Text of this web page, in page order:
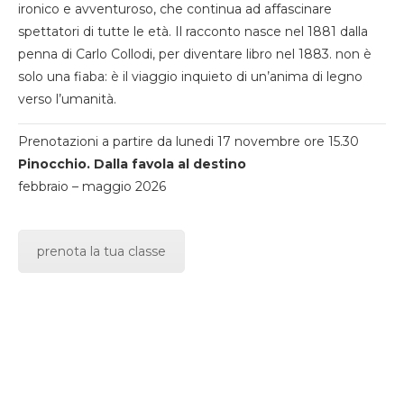
ironico e avventuroso, che continua ad affascinare
spettatori di tutte le età. Il racconto nasce nel 1881 dalla
penna di Carlo Collodi, per diventare libro nel 1883. non è
solo una fiaba: è il viaggio inquieto di un’anima di legno
verso l’umanità.
Prenotazioni a partire da lunedi 17 novembre ore 15.30
Pinocchio. Dalla favola al destino
febbraio – maggio 2026
prenota la tua classe